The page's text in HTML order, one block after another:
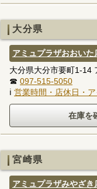
大分県
アミュプラザおおいた
大分県大分市要町1-14
☎ 097-515-5050
ℹ 営業時間・店休日・
宮崎県
アミュプラザみやざき